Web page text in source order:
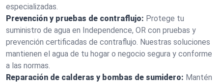
especializadas.
Prevención y pruebas de contraflujo: Protege tu
suministro de agua en Independence, OR con pruebas y
prevención certificadas de contraflujo. Nuestras soluciones
mantienen el agua de tu hogar o negocio segura y conforme
a las normas.
Reparación de calderas y bombas de sumidero: Mantén